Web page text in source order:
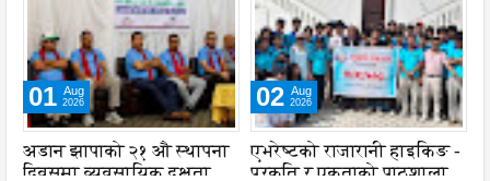
01 Aug
2026
अडान झापाको २१ औ स्थापना
दिवसमा व्यवसायिक दक्षता,
02 Aug
2026
एभरेष्टको राजारानी हाइकिङ -
प्रकृति र एकताको पाठशाला